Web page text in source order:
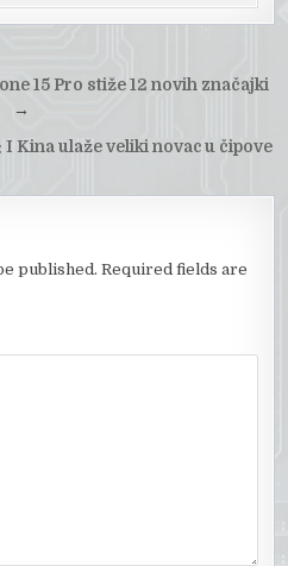
15 Pro stiže 12 novih značajki
→
I Kina ulaže veliki novac u čipove
published. Required fields are